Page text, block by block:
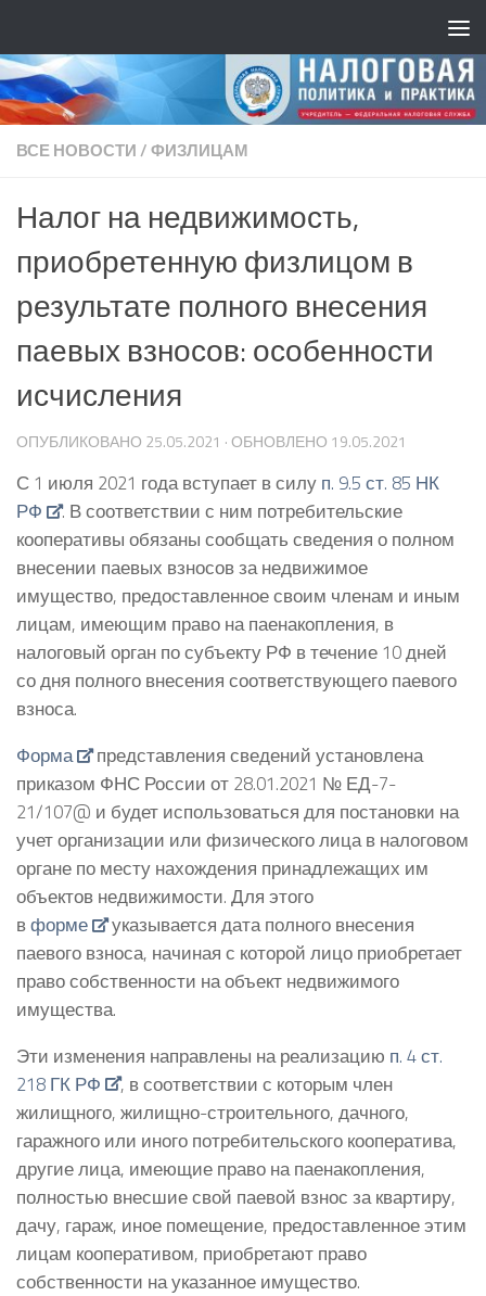
ВСЕ НОВОСТИ/ФИЗЛИЦАМ
Налог на недвижимость,
приобретенную физлицом в
результате полного внесения
паевых взносов: особенности
исчисления
ОПУБЛИКОВАНО 25.05.2021 · ОБНОВЛЕНО 19.05.2021
С 1 июля 2021 года вступает в силу п. 9.5 ст. 85 НК
РФ
. В соответствии с ним потребительские
кооперативы обязаны сообщать сведения о полном
внесении паевых взносов за недвижимое
имущество, предоставленное своим членам и иным
лицам, имеющим право на паенакопления, в
налоговый орган по субъекту РФ в течение 10 дней
со дня полного внесения соответствующего паевого
взноса.
Форма
представления сведений установлена
приказом ФНС России от 28.01.2021 № ЕД-7-
21/107@ и будет использоваться для постановки на
учет организации или физического лица в налоговом
органе по месту нахождения принадлежащих им
объектов недвижимости. Для этого
вформе
указывается дата полного внесения
паевого взноса, начиная с которой лицо приобретает
право собственности на объект недвижимого
имущества.
Эти изменения направлены на реализацию п. 4 ст.
218 ГК РФ
, в соответствии с которым член
жилищного, жилищно-строительного, дачного,
гаражного или иного потребительского кооператива,
другие лица, имеющие право на паенакопления,
полностью внесшие свой паевой взнос за квартиру,
дачу, гараж, иное помещение, предоставленное этим
лицам кооперативом, приобретают право
собственности на указанное имущество.